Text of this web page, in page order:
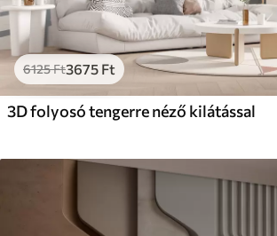
6125Ft3675 Ft
3D folyosó tengerre néző kilátással